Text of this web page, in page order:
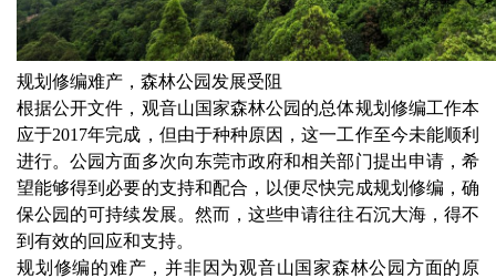
规划修编难产，森林公园发展受阻
根据公开文件，观音山国家森林公园的总体规划修编工作本
应于2017年完成，但由于种种原因，这一工作至今未能顺利
进行。公园方面多次向东莞市政府和相关部门提出申请，希
望能够得到必要的支持和配合，以便尽快完成规划修编，确
保公园的可持续发展。然而，这些申请往往石沉大海，得不
到有效的回应和支持。
规划修编的难产，并非因为观音山国家森林公园方面的原